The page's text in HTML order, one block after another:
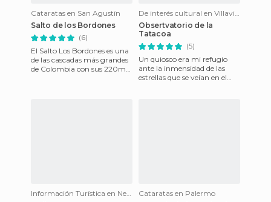
Cataratas en San Agustín
Salto de los Bordones
(6)
El Salto Los Bordones es una
de las cascadas más grandes
de Colombia con sus 220m
De interés cultural en Villavieja
Obsertvatorio de la
Tatacoa
(5)
Un quiosco era mi refugio
ante la inmensidad de las
estrellas que se veían en el
Información Turística en Neiva
Cataratas en Palermo